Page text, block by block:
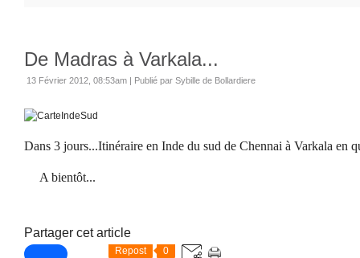
De Madras à Varkala...
13 Février 2012, 08:53am | Publié par Sybille de Bollardiere
Dans 3 jours...Itinéraire en Inde du sud de Chennai à Varkala en
A bientôt...
Partager cet article
Repost 0